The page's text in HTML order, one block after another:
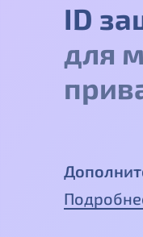
ID
для